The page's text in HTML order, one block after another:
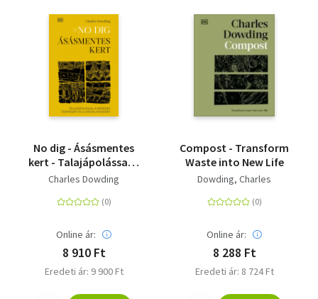
No dig - Ásásmentes
kert - Talajápolással a
bőséges termésért és a
Charles Dowding
Online ár:
8 910 Ft
Eredeti ár: 9 900 Ft
Compost - Transform
Waste into New Life
Dowding, Charles
Online ár:
8 288 Ft
Eredeti ár: 8 724 Ft